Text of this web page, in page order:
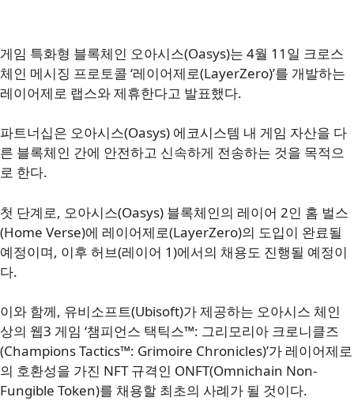
게임 특화형 블록체인 오아시스(Oasys)는 4월 11일 크로스
체인 메시징 프로토콜 ‘레이어제로(LayerZero)’를 개발하는
레이어제로 랩스와 제휴한다고 발표했다.
파트너십은 오아시스(Oasys) 에코시스템 내 게임 자산을 다
른 블록체인 간에 안전하고 신속하게 전송하는 것을 목적으
로 한다.
첫 단계로, 오아시스(Oasys) 블록체인의 레이어 2인 홈 벌스
(Home Verse)에 레이어제로(LayerZero)의 도입이 완료될
예정이며, 이후 허브(레이어 1)에서의 채용도 진행될 예정이
다.
이와 함께, 유비소프트(Ubisoft)가 제공하는 오아시스 체인
상의 웹3 게임 ‘챔피언스 택틱스™: 그리모리아 크로니클즈
(Champions Tactics™: Grimoire Chronicles)’가 레이어제로
의 호환성을 가진 NFT 규격인 ONFT(Omnichain Non-
Fungible Token)를 채용할 최초의 사례가 될 것이다.